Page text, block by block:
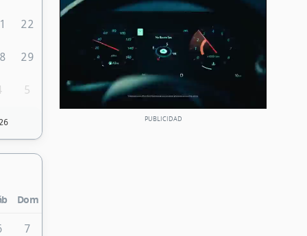
22
29
5
Dom
7